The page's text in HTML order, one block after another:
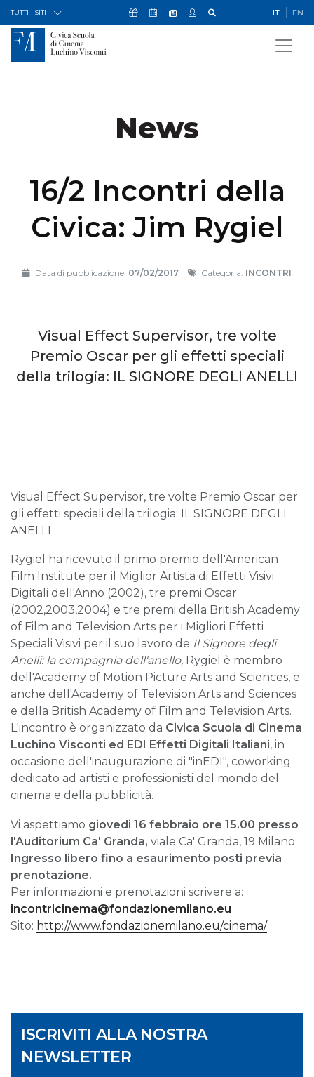
Skip to Content
TUTTI I SITI Icona Sostienici
Icona Calendario Eventi
Icona Newsletter
Icona My Civica IT EN
News
16/2 Incontri della
Civica: Jim Rygiel
Data di pubblicazione: 07/02/2017 Categoria: INCONTRI
Visual Effect Supervisor, tre volte
Premio Oscar per gli effetti speciali
della trilogia: IL SIGNORE DEGLI ANELLI
Visual Effect Supervisor, tre volte Premio Oscar per
gli effetti speciali della trilogia: IL SIGNORE DEGLI
ANELLI
Rygiel ha ricevuto il primo premio dell'American
Film Institute per il Miglior Artista di Effetti Visivi
Digitali dell'Anno (2002), tre premi Oscar
(2002,2003,2004) e tre premi della British Academy
of Film and Television Arts per i Migliori Effetti
Speciali Visivi per il suo lavoro de Il Signore degli
Anelli: la compagnia dell'anello, Rygiel è membro
dell'Academy of Motion Picture Arts and Sciences, e
anche dell'Academy of Television Arts and Sciences
e della British Academy of Film and Television Arts.
L'incontro è organizzato da Civica Scuola di Cinema
Luchino Visconti ed EDI Effetti Digitali Italiani, in
occasione dell'inaugurazione di "inEDI", coworking
dedicato ad artisti e professionisti del mondo del
cinema e della pubblicità.
Vi aspettiamo giovedi 16 febbraio ore 15.00 presso
l'Auditorium Ca' Granda, viale Ca' Granda, 19 Milano
Ingresso libero fino a esaurimento posti previa
prenotazione.
Per informazioni e prenotazioni scrivere a:
incontricinema@fondazionemilano.eu
Sito: http://www.fondazionemilano.eu/cinema/
ISCRIVITI ALLA NOSTRA
NEWSLETTER